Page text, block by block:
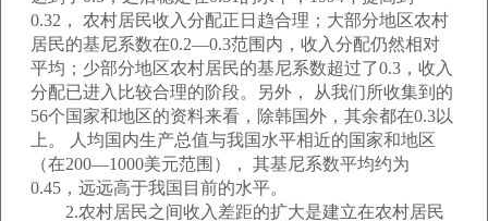
0.32， 农村居民收入分配正日趋合理；大部分地区农村
居民的基尼系数在0.2—0.3范围内，收入分配仍然相对
平均；少部分地区农村居民的基尼系数超过了0.3，收入
分配已进入比较合理的阶段。另外， 从我们所收集到的
56个国家和地区的资料来看，除韩国外，其余都在0.3以
上。 人均国内生产总值与我国水平相近的国家和地区
（在200—1000美元范围）， 其基尼系数平均约为
0.45，远远高于我国目前的水平。
2.农村居民之间收入差距的扩大是建立在农村居民